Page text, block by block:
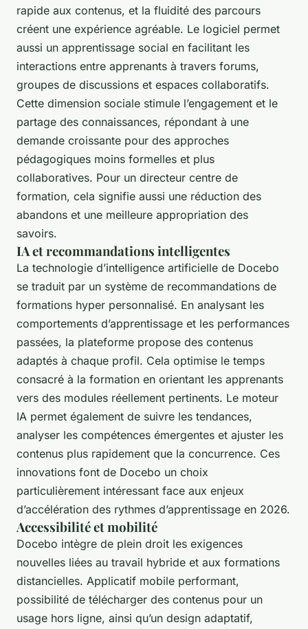
rapide aux contenus, et la fluidité des parcours
créent une expérience agréable. Le logiciel permet
aussi un apprentissage social en facilitant les
interactions entre apprenants à travers forums,
groupes de discussions et espaces collaboratifs.
Cette dimension sociale stimule l’engagement et le
partage des connaissances, répondant à une
demande croissante pour des approches
pédagogiques moins formelles et plus
collaboratives. Pour un directeur centre de
formation, cela signifie aussi une réduction des
abandons et une meilleure appropriation des
savoirs.
IA et recommandations intelligentes
La technologie d’intelligence artificielle de Docebo
se traduit par un système de recommandations de
formations hyper personnalisé. En analysant les
comportements d’apprentissage et les performances
passées, la plateforme propose des contenus
adaptés à chaque profil. Cela optimise le temps
consacré à la formation en orientant les apprenants
vers des modules réellement pertinents. Le moteur
IA permet également de suivre les tendances,
analyser les compétences émergentes et ajuster les
contenus plus rapidement que la concurrence. Ces
innovations font de Docebo un choix
particulièrement intéressant face aux enjeux
d’accélération des rythmes d’apprentissage en 2026.
Accessibilité et mobilité
Docebo intègre de plein droit les exigences
nouvelles liées au travail hybride et aux formations
distancielles. Applicatif mobile performant,
possibilité de télécharger des contenus pour un
usage hors ligne, ainsi qu’un design adaptatif,